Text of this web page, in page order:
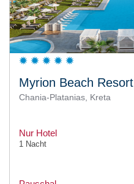
Myrion Beach Resort
Chania-Platanias, Kreta
Nur Hotel
1 Nacht